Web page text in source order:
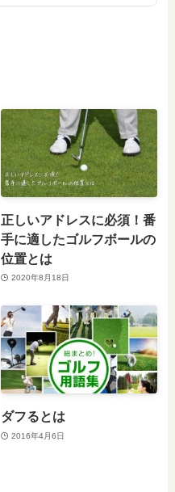
正しいアドレスに必須！番
手に適したゴルフボールの
位置とは
2020年8月18日
ダフるとは
2016年4月6日